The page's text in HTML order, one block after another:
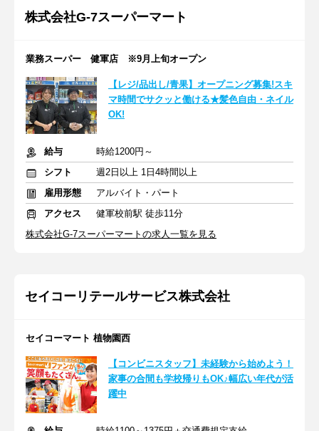
株式会社G-7スーパーマート
業務スーパー 健軍店 ※9月上旬オープン
【レジ/品出し/青果】オープニング募集!スキ
マ時間でサクッと働ける★髪色自由・ネイル
OK!
給与
時給1200円～
シフト
週2日以上 1日4時間以上
雇用形態
アルバイト・パート
アクセス
健軍校前駅 徒歩11分
株式会社G-7スーパーマートの求人一覧を見る
セイコーリテールサービス株式会社
セイコーマート 植物園西
【コンビニスタッフ】未経験から始めよう！
家事の合間も学校帰りもOK♪幅広い年代が活
躍中